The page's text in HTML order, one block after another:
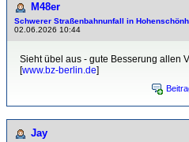
M48er
Schwerer Straßenbahnunfall in
02.06.2026 10:44
Sieht übel aus - gute Besserung allen
[www.bz-berlin.de]
Jay